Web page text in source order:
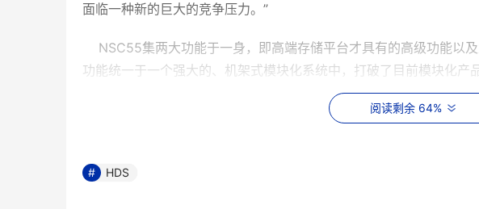
面临一种新的巨大的竞争压力。”
NSC55集两大功能于一身，即高端存储平台才具有的高级功能以
功能统一于一个强大的、机架式模块化系统中，打破了目前模块化产
以及基于交换机或其他设备的虚拟化功能，是存储行业的一大创举。
以至于需要与高端企业同样的可用性、性能和保护水平。可是它们缺
阅读剩余 64%
HDS